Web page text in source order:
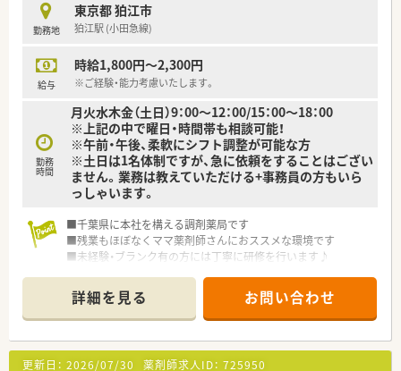
勤務地
東京都 狛江市
狛江駅 (小田急線)
給与
時給1,800円～2,300円
※ご経験・能力考慮いたします。
勤務
時間
月火水木金（土日）9：00～12：00/15：00～18：00
※上記の中で曜日・時間帯も相談可能！
※午前・午後、柔軟にシフト調整が可能な方
※土日は1名体制ですが、急に依頼をすることはござい
ません。業務は教えていただける+事務員の方もいら
っしゃいます。
■千葉県に本社を構える調剤薬局です
■残業もほぼなくママ薬剤師さんにおススメな環境です
■未経験・ブランク有の方には丁寧に研修を行います♪
どです。
詳細を見る お問い合わせ
更新日： 2026/07/30 薬剤師求人ID： 725950